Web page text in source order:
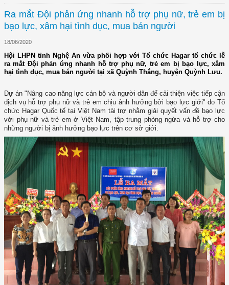
Ra mắt Đội phản ứng nhanh hỗ trợ phụ nữ, trẻ em bị
bạo lực, xâm hại tình dục, mua bán người
18/06/2020
Hội LHPN tỉnh Nghệ An vừa phối hợp với Tổ chức Hagar tổ chức lễ
ra mắt Đội phản ứng nhanh hỗ trợ phụ nữ, trẻ em bị bạo lực, xâm
hại tình dục, mua bán người tại xã Quỳnh Thắng, huyện Quỳnh Lưu.
Dự án "Nâng cao năng lực cán bộ và người dân để cải thiện việc tiếp cận
dịch vụ hỗ trợ phụ nữ và trẻ em chịu ảnh hưởng bởi bạo lực giới" do Tổ
chức Hagar Quốc tế tại Việt Nam tài trợ nhằm giải quyết vấn đề bạo lực
với phụ nữ và trẻ em ở Việt Nam, tập trung phòng ngừa và hỗ trợ cho
những người bị ảnh hưởng bạo lực trên cơ sở giới.